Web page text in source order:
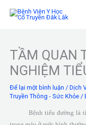
TẦM QUAN
NGHIỆM
Để lại một bình luận / Dịch
Truyền Thông - Sức Khỏe/
Bệnh tiểu đường là tình